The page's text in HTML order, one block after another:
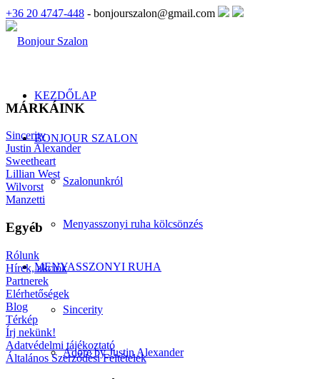
+36 20 4747-448 - bonjourszalon@gmail.com
KEZDŐLAP
BONJOUR SZALON
Szalonunkról
Menyasszonyi ruha kölcsönzés
MENYASSZONYI RUHA
Sincerity
Adore by Justin Alexander
MÁRKÁINK
Sincerity
Justin Alexander
Sweetheart
Lillian West
Wilvorst
Manzetti
Egyéb
Rólunk
Hírek, akciók
Partnerek
Elérhetőségek
Blog
Térkép
Írj nekünk!
Adatvédelmi tájékoztató
Általános Szerződési Feltételek